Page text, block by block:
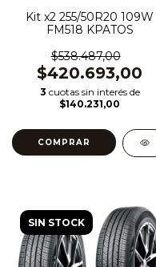
Kit x2 255/50R20 109W
FM518 KPATOS
$538.487,00
$420.693,00
3 cuotas sin interés de
$140.231,00
SIN STOCK